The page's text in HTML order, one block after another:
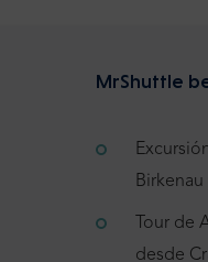
MrShuttle
Birkenau
Tour de
desde